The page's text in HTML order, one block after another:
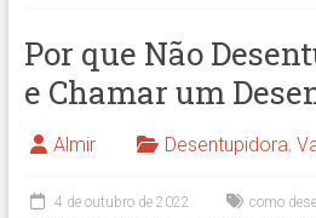
Por que Não
e Chamar um
Almir Desentupidora,
4 de outubro de 2022 como